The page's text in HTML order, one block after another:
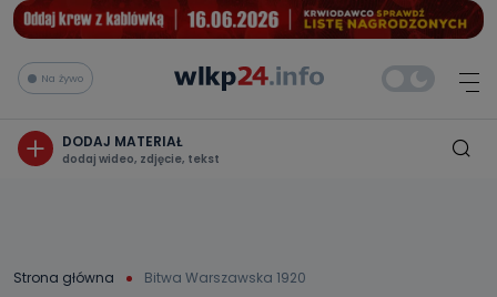
Na żywo
DODAJ MATERIAŁ
dodaj wideo, zdjęcie, tekst
Strona główna Bitwa Warszawska 1920